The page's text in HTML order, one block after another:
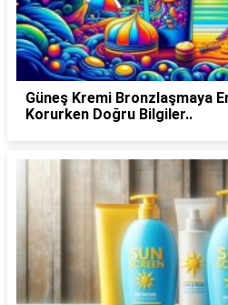
Güneş Kremi Bronzlaşmaya
Korurken Doğru Bilgiler..